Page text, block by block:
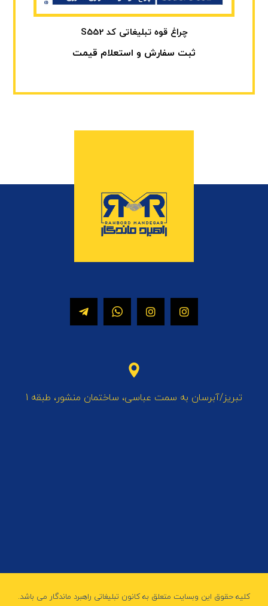
چراغ قوه تبلیغاتی کد S552
ثبت سفارش و استعلام قیمت
تبریز/آبرسان به سمت عباسی، ساختمان منشور، طبقه 1
کلیه حقوق این وبسایت متعلق به کانون تبلیغاتی راهبرد ماندگار می باشد.